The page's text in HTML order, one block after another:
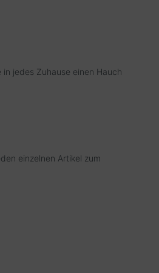
jedes Zuhause einen Hauch
einzelnen Artikel zum